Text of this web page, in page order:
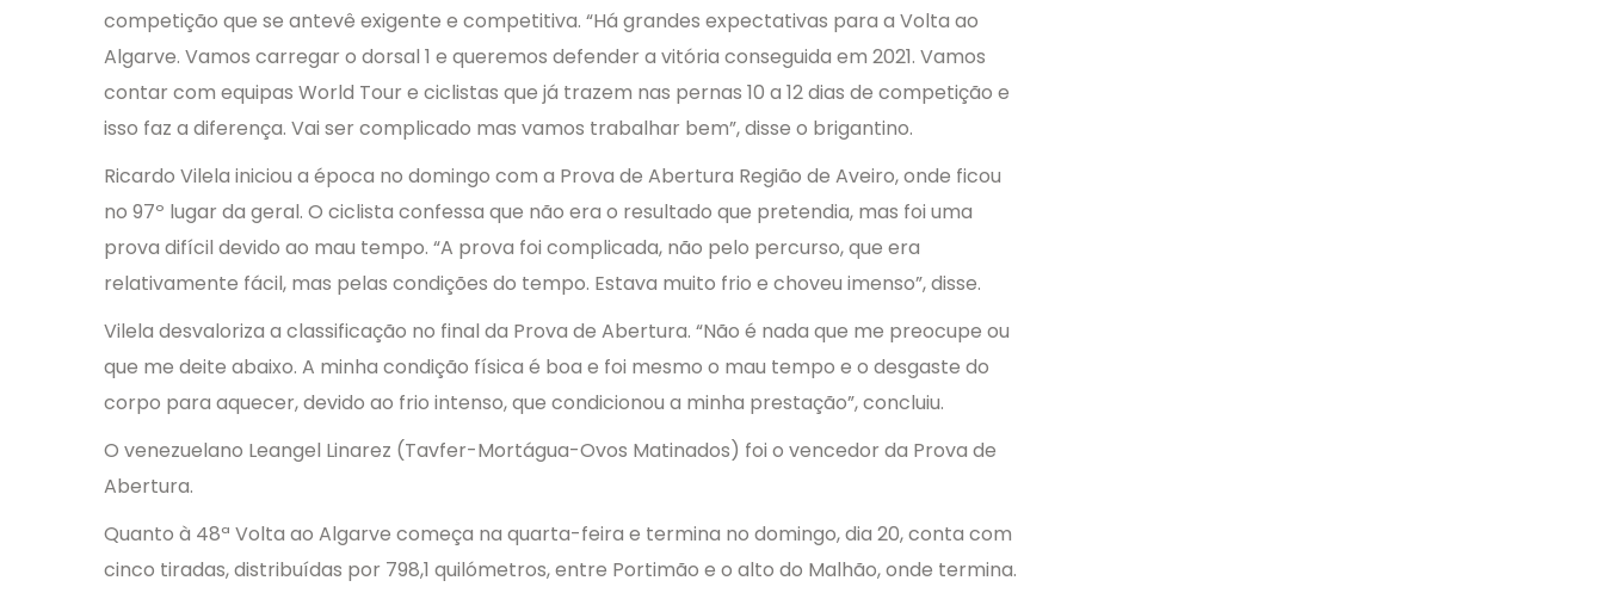
competição que se antevê exigente e competitiva. “Há grandes expectativas para a Volta ao
Algarve. Vamos carregar o dorsal 1 e queremos defender a vitória conseguida em 2021. Vamos
contar com equipas World Tour e ciclistas que já trazem nas pernas 10 a 12 dias de competição e
isso faz a diferença. Vai ser complicado mas vamos trabalhar bem”, disse o brigantino.
Ricardo Vilela iniciou a época no domingo com a Prova de Abertura Região de Aveiro, onde ficou
no 97º lugar da geral. O ciclista confessa que não era o resultado que pretendia, mas foi uma
prova difícil devido ao mau tempo. “A prova foi complicada, não pelo percurso, que era
relativamente fácil, mas pelas condições do tempo. Estava muito frio e choveu imenso”, disse.
Vilela desvaloriza a classificação no final da Prova de Abertura. “Não é nada que me preocupe ou
que me deite abaixo. A minha condição física é boa e foi mesmo o mau tempo e o desgaste do
corpo para aquecer, devido ao frio intenso, que condicionou a minha prestação”, concluiu.
O venezuelano Leangel Linarez (Tavfer-Mortágua-Ovos Matinados) foi o vencedor da Prova de
Abertura.
Quanto à 48ª Volta ao Algarve começa na quarta-feira e termina no domingo, dia 20, conta com
cinco tiradas, distribuídas por 798,1 quilómetros, entre Portimão e o alto do Malhão, onde termina.